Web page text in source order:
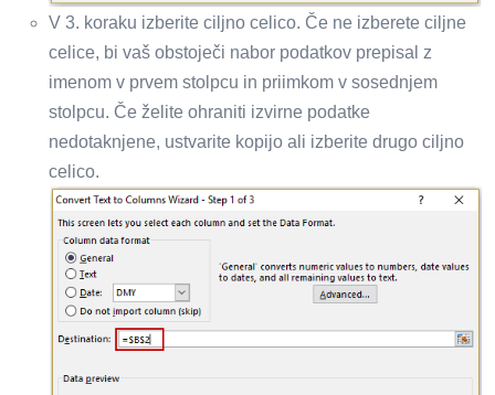
V 3. koraku izberite ciljno celico. Če ne izberete ciljne
celice, bi vaš obstoječi nabor podatkov prepisal z
imenom v prvem stolpcu in priimkom v sosednjem
stolpcu. Če želite ohraniti izvirne podatke
nedotaknjene, ustvarite kopijo ali izberite drugo ciljno
celico.